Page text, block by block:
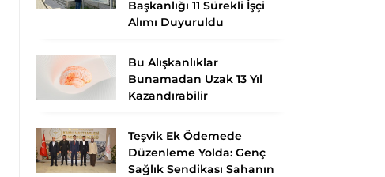
Başkanlığı 11 Sürekli İşçi
Alımı Duyuruldu
Bu Alışkanlıklar
Bunamadan Uzak 13 Yıl
Kazandırabilir
Teşvik Ek Ödemede
Düzenleme Yolda: Genç
Sağlık Sendikası Sahanın